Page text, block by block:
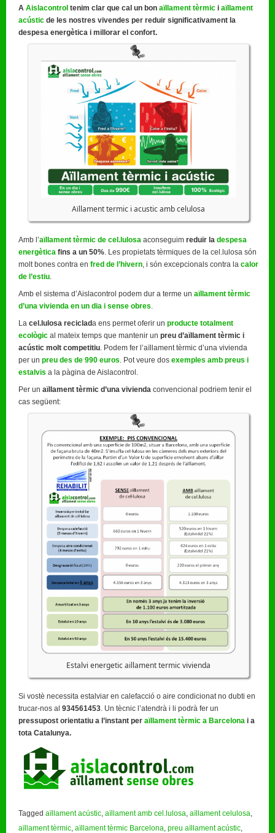
A Aislacontrol tenim clar que cal un bon aïllament tèrmic i aïllament
acústic de les nostres vivendes per reduir significativament la
despesa energètica i millorar el confort.
Aïllament termic i acustic amb celulosa
Amb l’aïllament tèrmic de cel.lulosa aconseguim reduïr la despesa
energètica fins a un 50%. Les propietats tèrmiques de la cel.lulosa són
molt bones contra en fred de l’hivern, i són excepcionals contra la calor
de l’estiu.
Amb el sistema d’Aislacontrol podem dur a terme un aïllament tèrmic
d’una vivienda en un dia i sense obres.
La cel.lulosa reciclada ens permet oferir un producte totalment
ecològic al mateix temps que mantenir un preu d’aïllament tèrmic i
acústic molt competitiu. Podem fer l’aïllament tèrmic d’una vivienda
per un preu des de 990 euros. Pot veure dos exemples amb preus i
estalvis a la pàgina de Aislacontrol.
Per un aïllament tèrmic d’una vivienda convencional podriem tenir el
cas següent:
Estalvi energetic aillament termic vivienda
Si vostè necessita estalviar en calefacció o aire condicionat no dubti en
trucar-nos al 934561453 . Un tècnic l’atendrà i li podrà fer un
pressupost orientatiu a l’instant per aïllament tèrmic a Barcelona i a
tota Catalunya.
Tagged aïllament acústic aïllament amb cel.lulosa aïllament celulosa
aïllament tèrmic aïllament tèrmic Barcelona preu aïllament acústic